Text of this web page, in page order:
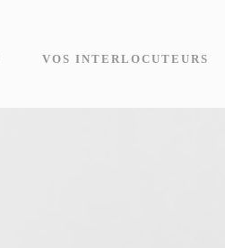
VOS INTERLOCUTEURS